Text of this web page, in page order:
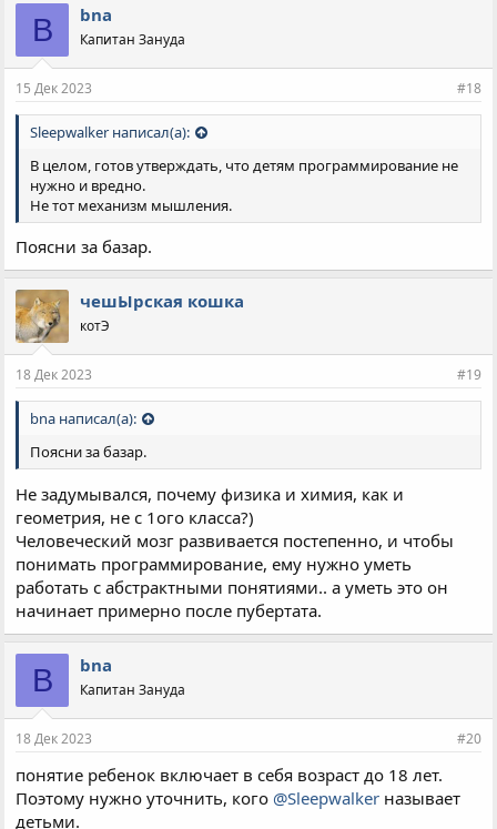
B bna
Капитан Зануда
15 Дек 2023 #18
Sleepwalker написал(а):
В целом, готов утверждать, что детям программирование не
нужно и вредно.
Не тот механизм мышления.
Поясни за базар.
чешЫрская кошка
котЭ
18 Дек 2023 #19
bna написал(а):
Поясни за базар.
Не задумывался, почему физика и химия, как и
геометрия, не с 1ого класса?)
Человеческий мозг развивается постепенно, и чтобы
понимать программирование, ему нужно уметь
работать с абстрактными понятиями.. а уметь это он
начинает примерно после пубертата.
B bna
Капитан Зануда
18 Дек 2023 #20
понятие ребенок включает в себя возраст до 18 лет.
Поэтому нужно уточнить, кого @Sleepwalker называет
детьми.